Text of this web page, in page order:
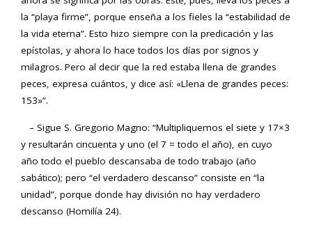
la “playa firme”, porque enseña a los fieles la “estabilidad de
la vida eterna”. Esto hizo siempre con la predicación y las
epístolas, y ahora lo hace todos los días por signos y
milagros. Pero al decir que la red estaba llena de grandes
peces, expresa cuántos, y dice así: «Llena de grandes peces:
153»”.
– Sigue S. Gregorio Magno: “Multipliquemos el siete y 17×3
y resultarán cincuenta y uno (el 7 = todo el año), en cuyo
año todo el pueblo descansaba de todo trabajo (año
sabático); pero “el verdadero descanso” consiste en “la
unidad”, porque donde hay división no hay verdadero
descanso (Homilía 24).